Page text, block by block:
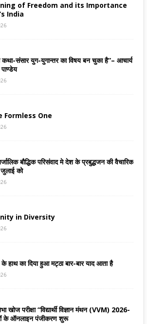
of Freedom and its Importance
India
कथा-संसार युग-युगान्तर का विषय बन चुका है”– आचार्य
Formless One
बौद्धिक परिसंवाद मे देश के प्रबुद्धजन की वैचारिक
जुलाई को
in Diversity
हाथ का दिया हुआ मट्ठा बार-बार याद आता है
खोज परीक्षा “विद्यार्थी विज्ञान मंथन (VVM) 2026-
के ऑनलाइन पंजीकरण शुरू